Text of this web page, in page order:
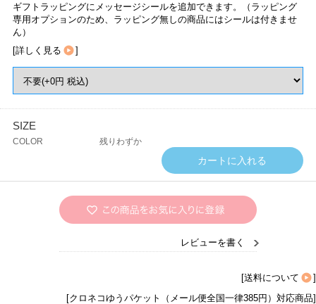
ギフトラッピングにメッセージシールを追加できます。（ラッピング
専用オプションのため、ラッピング無しの商品にはシールは付きませ
ん）
[詳しく見る ]
SIZE
COLOR 残りわずか
レビューを書く
[送料について
]
[クロネコゆうパケット（メール便全国一律385円）対応商品]